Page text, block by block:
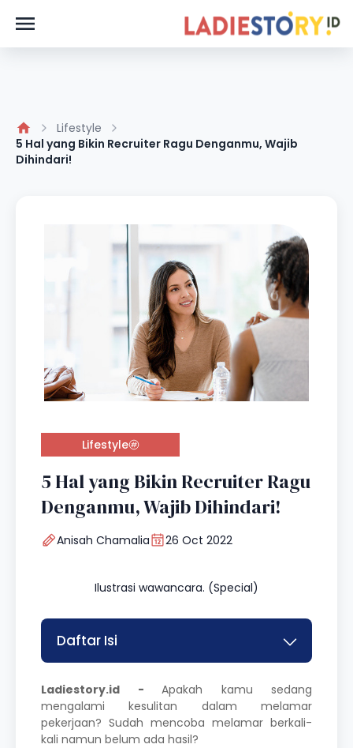
Lifestyle
5 Hal yang Bikin Recruiter Ragu Denganmu, Wajib
Dihindari!
Lifestyle
5 Hal yang Bikin Recruiter Ragu
Denganmu, Wajib Dihindari!
Anisah Chamalia 26 Oct 2022
Ilustrasi wawancara. (Special)
Daftar Isi
Ladiestory.id - Apakah kamu sedang
mengalami kesulitan dalam melamar
pekerjaan? Sudah mencoba melamar berkali-
kali namun belum ada hasil?